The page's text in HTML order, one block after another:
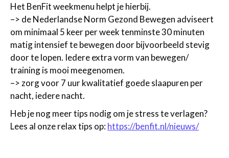
Het BenFit weekmenu helpt je hierbij.
–> de Nederlandse Norm Gezond Bewegen adviseert
om minimaal 5 keer per week tenminste 30 minuten
matig intensief te bewegen door bijvoorbeeld stevig
door te lopen. Iedere extra vorm van bewegen/
training is mooi meegenomen.
–> zorg voor 7 uur kwalitatief goede slaapuren per
nacht, iedere nacht.
Heb je nog meer tips nodig om je stress te verlagen?
Lees al onze relax tips op:https://benfit.nl/nieuws/